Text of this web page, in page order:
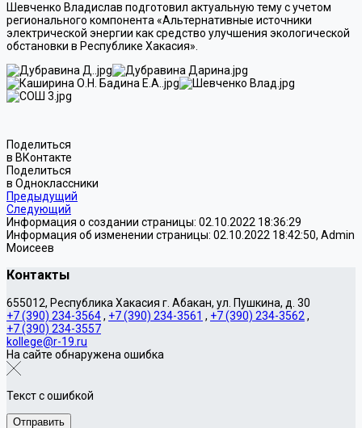
Шевченко Владислав подготовил актуальную тему с учетом
регионального компонента «Альтернативные источники
электрической энергии как средство улучшения экологической
обстановки в Республике Хакасия».
Поделиться
в ВКонтакте
Поделиться
в Одноклассники
Предыдущий
Следующий
Информация о создании страницы: 02.10.2022 18:36:29
Информация об изменении страницы: 02.10.2022 18:42:50, Admin
Моисеев
Контакты
655012, Республика Хакасия г. Абакан, ул. Пушкина, д. 30
+7 (390) 234-3564, +7 (390) 234-3561 , +7 (390) 234-3562 ,
+7 (390) 234-3557
kollege@r-19.ru
На сайте обнаружена ошибка
Текст с ошибкой